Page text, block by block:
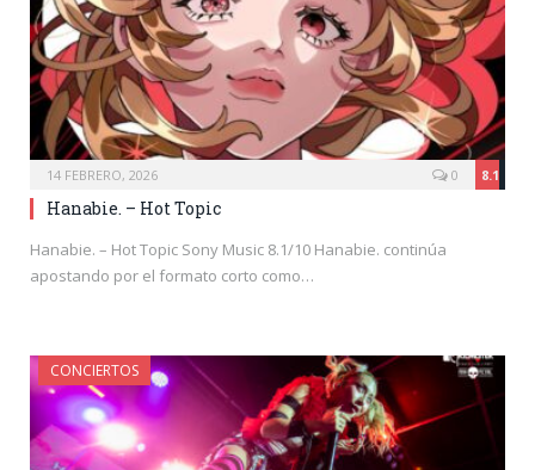
14 FEBRERO, 2026 8.1
0
Hanabie. – Hot Topic
Hanabie. – Hot Topic Sony Music 8.1/10 Hanabie. continúa
apostando por el formato corto como…
CONCIERTOS